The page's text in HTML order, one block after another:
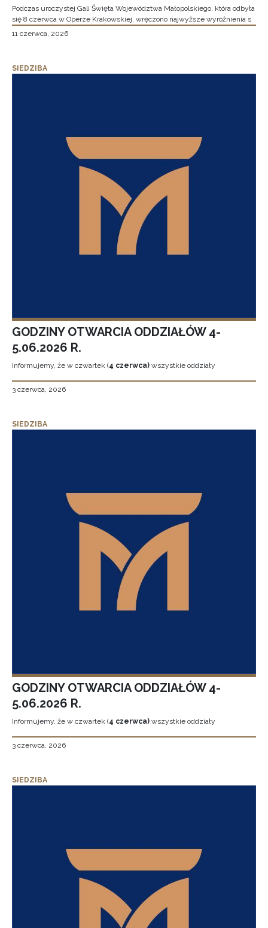
Podczas uroczystej Gali Święta Województwa Małopolskiego, która odbyła
się 8 czerwca w Operze Krakowskiej, wręczono najwyższe wyróżnienia s
11 czerwca, 2026
SIEDZIBA
GODZINY OTWARCIA ODDZIAŁÓW 4-
5.06.2026 R.
Informujemy, że w czwartek (4 czerwca) wszystkie oddziały
3 czerwca, 2026
SIEDZIBA
GODZINY OTWARCIA ODDZIAŁÓW 4-
5.06.2026 R.
Informujemy, że w czwartek (4 czerwca) wszystkie oddziały
3 czerwca, 2026
SIEDZIBA